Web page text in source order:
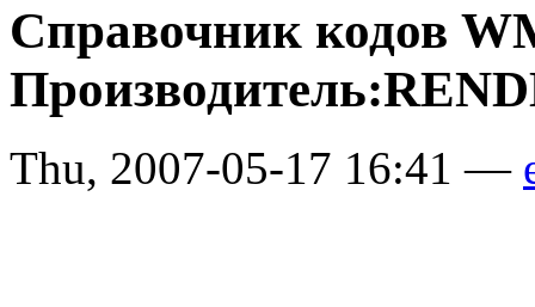
Справочник кодов
Thu, 2007-05-17 16:41 —